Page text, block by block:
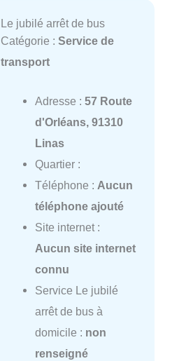
Le jubilé arrêt de bus
Catégorie : Service de
transport
Adresse : 57 Route
d'Orléans, 91310
Linas
Quartier :
Téléphone : Aucun
téléphone ajouté
Site internet :
Aucun site internet
connu
Service Le jubilé
arrêt de bus à
domicile : non
renseigné